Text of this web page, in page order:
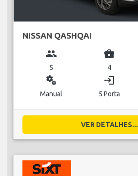
NISSAN QASHQAI
group
5
business_center
4
miscellaneous_services
Manual
login
5 Porta
VER DETALHES...